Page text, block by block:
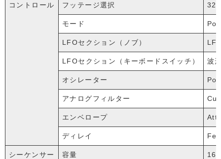
コントロール フッテージ選択 32’
モード
LFOセクション（ノブ）
LFOセクション（キーボードスイッチ） 波
オシレーター
アナログフィルター
エンベロープ
ディレイ
シーケンサー 容量 16